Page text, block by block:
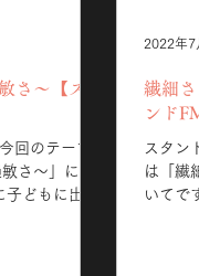
さ〜【スタ
さ〜」につ
繊細
ンド
スタンド
は「繊
いてです。 嗅覚の過敏さを上
2022年7